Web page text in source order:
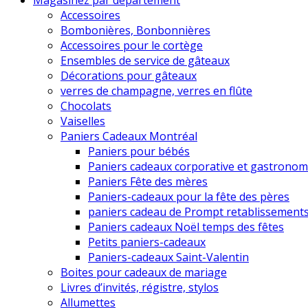
Accessoires
Bombonières, Bonbonnières
Accessoires pour le cortège
Ensembles de service de gâteaux
Décorations pour gâteaux
verres de champagne, verres en flûte
Chocolats
Vaiselles
Paniers Cadeaux Montréal
Paniers pour bébés
Paniers cadeaux corporative et
Paniers Fête des mères
Paniers-cadeaux pour la fête des pères
paniers cadeau de Prompt retablissements
Paniers cadeaux Noël temps des fêtes
Petits paniers-cadeaux
Paniers-cadeaux Saint-Valentin
Boites pour cadeaux de mariage
Livres d’invités, régistre, stylos
Allumettes